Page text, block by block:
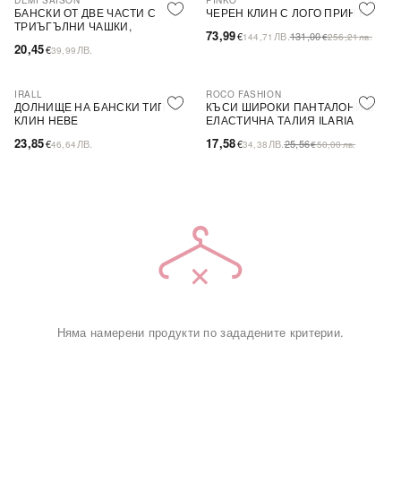
БАНСКИ ОТ ДВЕ ЧАСТИ С
ТРИЪГЪЛНИ ЧАШКИ,
20,45€39,99 ЛВ.
-44%
ЧЕРЕН КЛИН С ЛОГО ПРИНТ
73,99€144,71 ЛВ.131,00€256,21лв.
IRALL
ДОЛНИЩЕ НА БАНСКИ ТИП
КЛИН HEBE
23,85€46,64 ЛВ.
-31%
ROCO FASHION
КЪСИ ШИРОКИ ПАНТАЛОНИ С
ЕЛАСТИЧНА ТАЛИЯ ILARIA
17,58€34,38 ЛВ.25,56€50,00лв.
Няма намерени продукти по зададените критерии.